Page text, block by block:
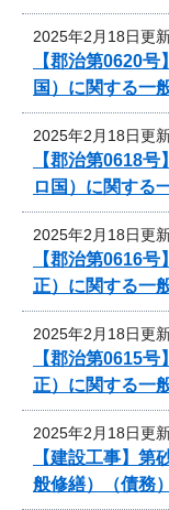
2025年2月18日更
【郡治第0620
国）に関する一
2025年2月18日更
【郡治第0618
ロ国）に関する
2025年2月18日更
【郡治第0616
正）に関する一
2025年2月18日更
【郡治第0615
正）に関する一
2025年2月18日更
【建設工事】
般修繕）（債務